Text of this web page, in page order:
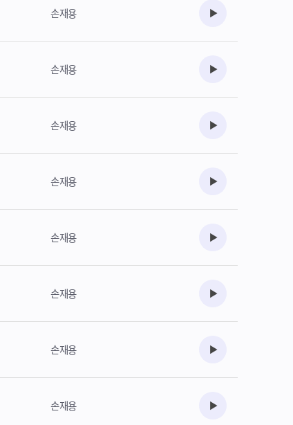
손재용 수강준비
손재용 수강준비
손재용 수강준비
손재용 수강준비
손재용 수강준비
손재용 수강준비
손재용 수강준비
손재용 수강준비